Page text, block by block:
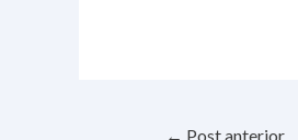
← Post anterior